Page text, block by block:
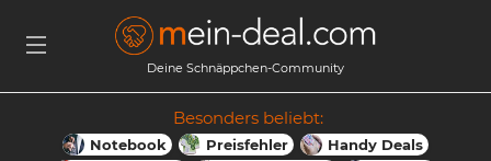
Deine Schnäppchen-Community
Besonders beliebt:
Notebook Preisfehler
Handy Deals